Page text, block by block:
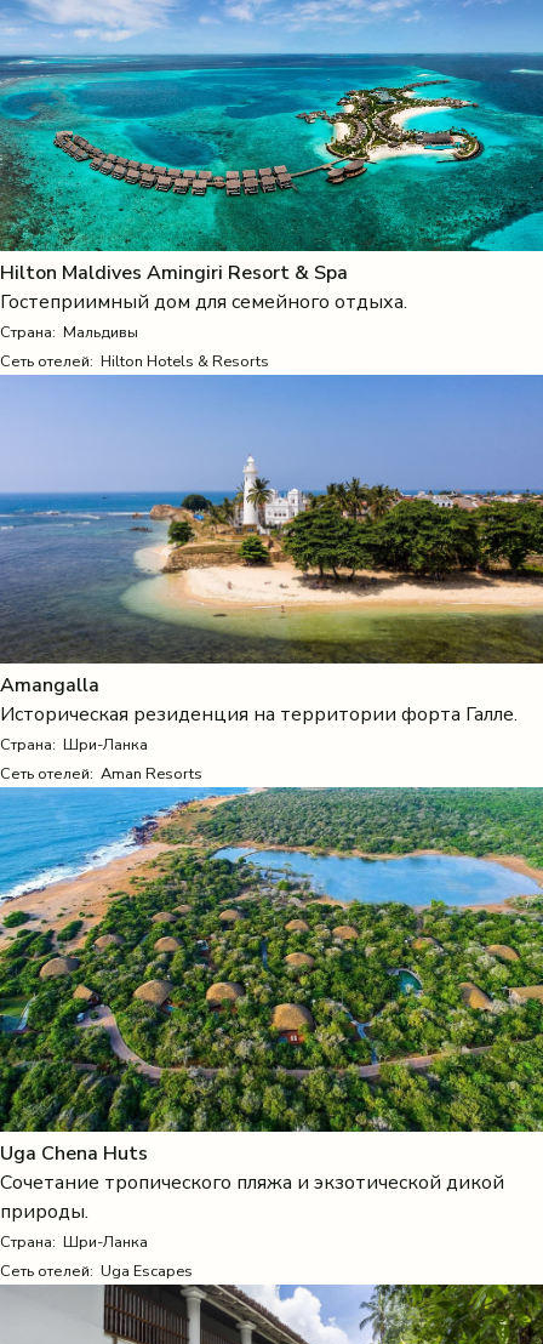
Hilton Maldives Amingiri Resort & Spa
Гостеприимный дом для семейного отдыха.
Страна: Мальдивы
Сеть отелей: Hilton Hotels & Resorts
Amangalla
Историческая резиденция на территории форта Галле.
Страна: Шри-Ланка
Сеть отелей: Aman Resorts
Uga Chena Huts
Сочетание тропического пляжа и экзотической дикой
природы.
Страна: Шри-Ланка
Сеть отелей: Uga Escapes